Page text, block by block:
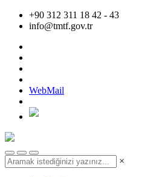
+90 312 311 18 42 - 43
info@tmtf.gov.tr
WebMail
×